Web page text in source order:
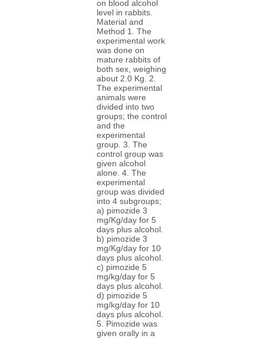
on blood alcohol
level in rabbits.
Material and
Method 1. The
experimental work
was done on
mature rabbits of
both sex, weighing
about 2.0 Kg. 2.
The experimental
animals were
divided into two
groups; the control
and the
experimental
group. 3. The
control group was
given alcohol
alone. 4. The
experimental
group was divided
into 4 subgroups;
a) pimozide 3
mg/Kg/day for 5
days plus alcohol.
b) pimozide 3
mg/Kg/day for 10
days plus alcohol.
c) pimozide 5
mg/kg/day for 5
days plus alcohol.
d) pimozide 5
mg/kg/day for 10
days plus alcohol.
5. Pimozide was
given orally in a